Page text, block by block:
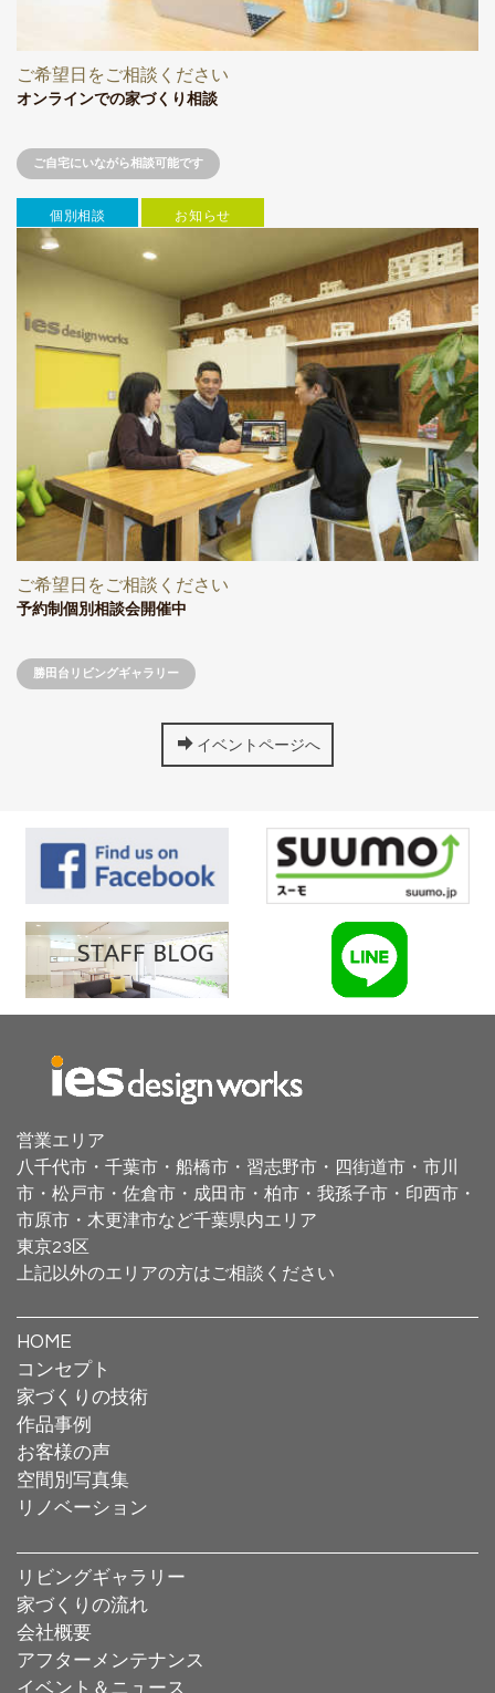
ご希望日をご相談ください
オンラインでの家づくり相談
ご自宅にいながら相談可能です
個別相談 お知らせ
ご希望日をご相談ください
予約制個別相談会開催中
勝田台リビングギャラリー
イベントページへ
営業エリア
八千代市・千葉市・船橋市・習志野市・四街道市・ 市川
市・松戸市・佐倉市・成田市・ 柏市・我孫子市・印西市・
市原市・木更津市など千葉県内エリア
東京23区
上記以外のエリアの方はご相談ください
HOME
コンセプト
家づくりの技術
作品事例
お客様の声
空間別写真集
リノベーション
リビングギャラリー
家づくりの流れ
会社概要
アフターメンテナンス
イベント＆ニュース